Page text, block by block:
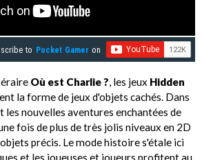
to Pocket Gamer on
Où est Charlie ?, les jeux Hidden
la forme de jeux d'objets cachés. Dans
les nouvelles aventures enchantées de
fois de plus de très jolis niveaux en 2D
précis. Le mode histoire s'étale ici
et les joueuses et joueurs profitent au